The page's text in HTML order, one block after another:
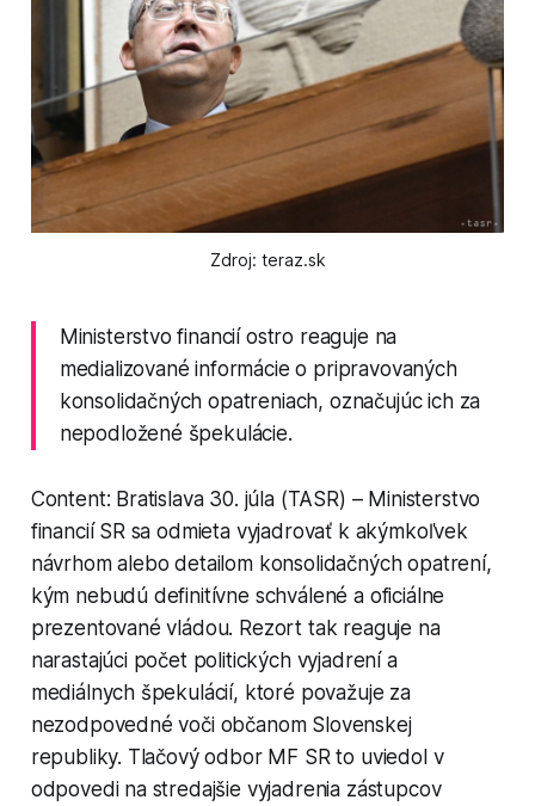
Zdroj: teraz.sk
Ministerstvo financií ostro reaguje na
medializované informácie o pripravovaných
konsolidačných opatreniach, označujúc ich za
nepodložené špekulácie.
Content: Bratislava 30. júla (TASR) – Ministerstvo
financií SR sa odmieta vyjadrovať k akýmkoľvek
návrhom alebo detailom konsolidačných opatrení,
kým nebudú definitívne schválené a oficiálne
prezentované vládou. Rezort tak reaguje na
narastajúci počet politických vyjadrení a
mediálnych špekulácií, ktoré považuje za
nezodpovedné voči občanom Slovenskej
republiky. Tlačový odbor MF SR to uviedol v
odpovedi na stredajšie vyjadrenia zástupcov